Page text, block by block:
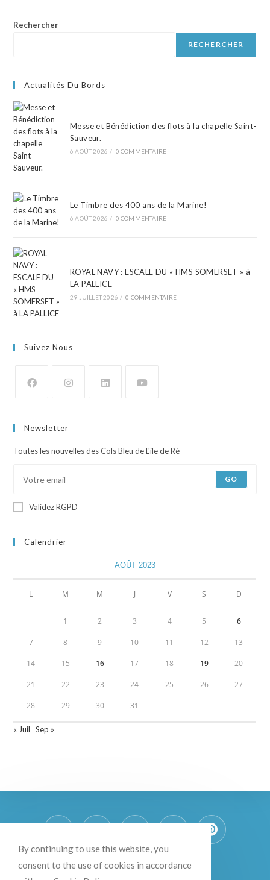
Rechercher
RECHERCHER
Actualités Du Bords
Messe et Bénédiction des flots à la chapelle Saint-
Sauveur.
6 AOÛT 2026 / 0 COMMENTAIRE
Le Timbre des 400 ans de la Marine!
6 AOÛT 2026 / 0 COMMENTAIRE
ROYAL NAVY : ESCALE DU « HMS SOMERSET » à
LA PALLICE
29 JUILLET 2026 / 0 COMMENTAIRE
Suivez Nous
Newsletter
Toutes les nouvelles des Cols Bleu de L'ile de Ré
GO
Validez RGPD
Calendrier
AOÛT 2023
L M M J V S D
1 2 3 4 5 6
7 8 9 10 11 12 13
14 15 16 17 18 19 20
21 22 23 24 25 26 27
28 29 30 31
« Juil Sep »
By continuing to use this website, you
consent to the use of cookies in accordance